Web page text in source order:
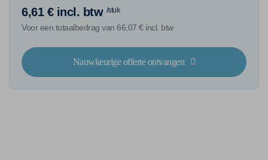
6,61 € incl. btw /stuk
Voor een totaalbedrag van 66,07 € incl. btw
Nauwkeurige offerte ontvangen